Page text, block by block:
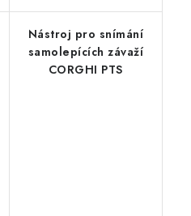
Nástroj pro snímání
samolepících závaží
CORGHI PTS